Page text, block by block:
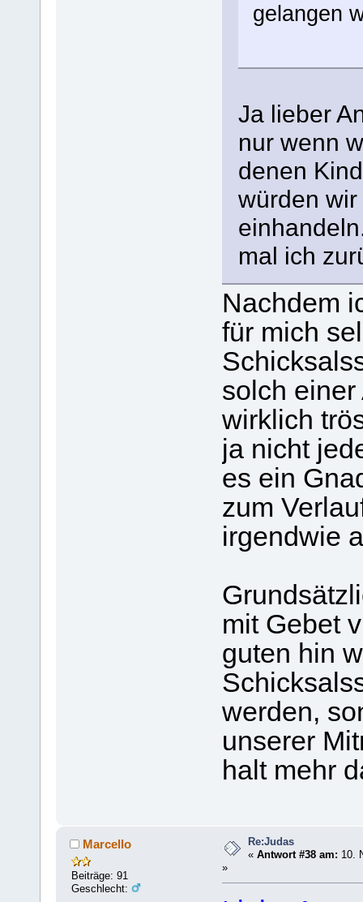
gelangen
Ja lieber
nur wenn
denen
würden
mal ich
Nachdem
für mich
solch
wirklich
ja nicht
es ein
zum
irgendwie
mit Gebet
guten hin
werden,
unserer
halt mehr
Marcello
Beiträge: 91
Geschlecht:
Re:Judas
«Antwort #38 am: 10.
»